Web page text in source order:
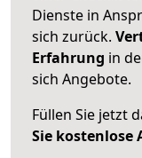
Dienste in
sich zurück.
Erfahrung in
sich Angebote.
Füllen Sie jetzt
Sie kostenlose